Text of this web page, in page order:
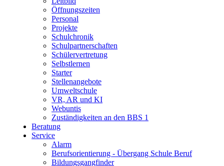
Öffnungszeiten
Personal
Projekte
Schulchronik
Schulpartnerschaften
Schülervertretung
Selbstlernen
Starter
Stellenangebote
Umweltschule
VR, AR und KI
Webuntis
Zuständigkeiten an den BBS 1
Beratung
Service
Alarm
Berufsorientierung - Übergang Schule Beruf
Bildungsgangfinder